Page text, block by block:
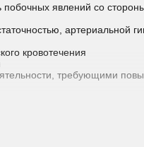
явлений со
артериальной
кровотечения
требующими